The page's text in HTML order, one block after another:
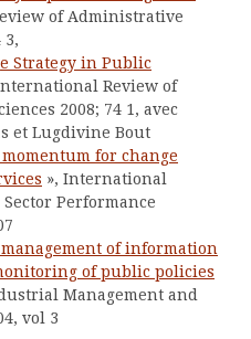
of Administrative
3,
Strategy in Public
Review of
2008; 74 1, avec
et Lugdivine Bout
for change
», International
Performance
of information
of public policies
Management and
vol 3